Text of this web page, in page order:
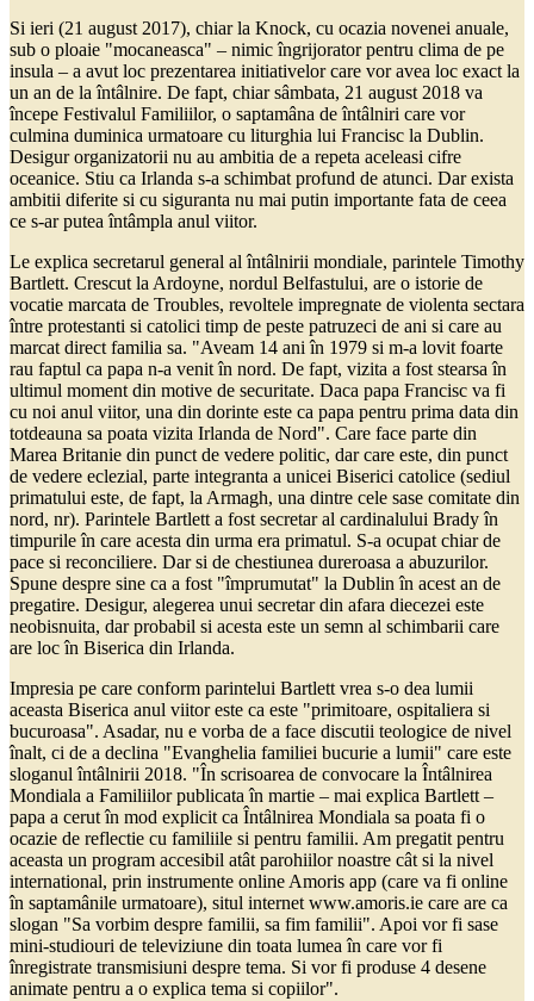
Si ieri (21 august 2017), chiar la Knock, cu ocazia novenei anuale,
sub o ploaie "mocaneasca" – nimic îngrijorator pentru clima de pe
insula – a avut loc prezentarea initiativelor care vor avea loc exact la
un an de la întâlnire. De fapt, chiar sâmbata, 21 august 2018 va
începe Festivalul Familiilor, o saptamâna de întâlniri care vor
culmina duminica urmatoare cu liturghia lui Francisc la Dublin.
Desigur organizatorii nu au ambitia de a repeta aceleasi cifre
oceanice. Stiu ca Irlanda s-a schimbat profund de atunci. Dar exista
ambitii diferite si cu siguranta nu mai putin importante fata de ceea
ce s-ar putea întâmpla anul viitor.
Le explica secretarul general al întâlnirii mondiale, parintele Timothy
Bartlett. Crescut la Ardoyne, nordul Belfastului, are o istorie de
vocatie marcata de Troubles, revoltele impregnate de violenta sectara
între protestanti si catolici timp de peste patruzeci de ani si care au
marcat direct familia sa. "Aveam 14 ani în 1979 si m-a lovit foarte
rau faptul ca papa n-a venit în nord. De fapt, vizita a fost stearsa în
ultimul moment din motive de securitate. Daca papa Francisc va fi
cu noi anul viitor, una din dorinte este ca papa pentru prima data din
totdeauna sa poata vizita Irlanda de Nord". Care face parte din
Marea Britanie din punct de vedere politic, dar care este, din punct
de vedere eclezial, parte integranta a unicei Biserici catolice (sediul
primatului este, de fapt, la Armagh, una dintre cele sase comitate din
nord, nr). Parintele Bartlett a fost secretar al cardinalului Brady în
timpurile în care acesta din urma era primatul. S-a ocupat chiar de
pace si reconciliere. Dar si de chestiunea dureroasa a abuzurilor.
Spune despre sine ca a fost "împrumutat" la Dublin în acest an de
pregatire. Desigur, alegerea unui secretar din afara diecezei este
neobisnuita, dar probabil si acesta este un semn al schimbarii care
are loc în Biserica din Irlanda.
Impresia pe care conform parintelui Bartlett vrea s-o dea lumii
aceasta Biserica anul viitor este ca este "primitoare, ospitaliera si
bucuroasa". Asadar, nu e vorba de a face discutii teologice de nivel
înalt, ci de a declina "Evanghelia familiei bucurie a lumii" care este
sloganul întâlnirii 2018. "În scrisoarea de convocare la Întâlnirea
Mondiala a Familiilor publicata în martie – mai explica Bartlett –
papa a cerut în mod explicit ca Întâlnirea Mondiala sa poata fi o
ocazie de reflectie cu familiile si pentru familii. Am pregatit pentru
aceasta un program accesibil atât parohiilor noastre cât si la nivel
international, prin instrumente online Amoris app (care va fi online
în saptamânile urmatoare), situl internet www.amoris.ie care are ca
slogan "Sa vorbim despre familii, sa fim familii". Apoi vor fi sase
mini-studiouri de televiziune din toata lumea în care vor fi
înregistrate transmisiuni despre tema. Si vor fi produse 4 desene
animate pentru a o explica tema si copiilor".